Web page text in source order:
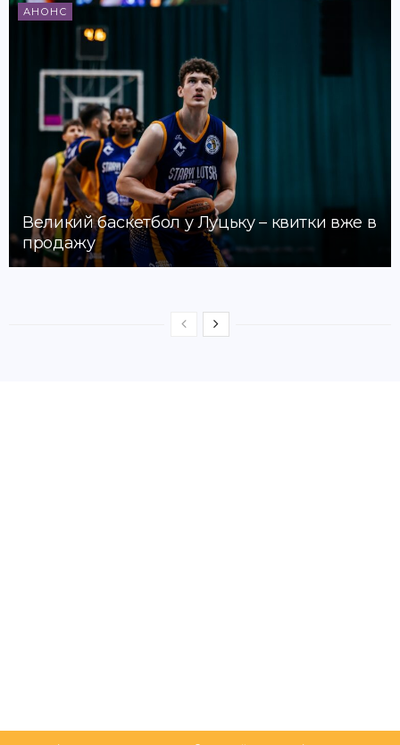
АНОНС
Великий баскетбол у Луцьку – квитки вже в
продажу